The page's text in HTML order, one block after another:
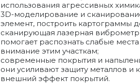
использования агрессивных
3D-моделирование и
элемент, построить картограммы
сканирующая лазерная
помогает распознать слабые
внимание этим участкам;
современные покрытия и
они усиливают защиту металлов
внешний эффект покрытий.